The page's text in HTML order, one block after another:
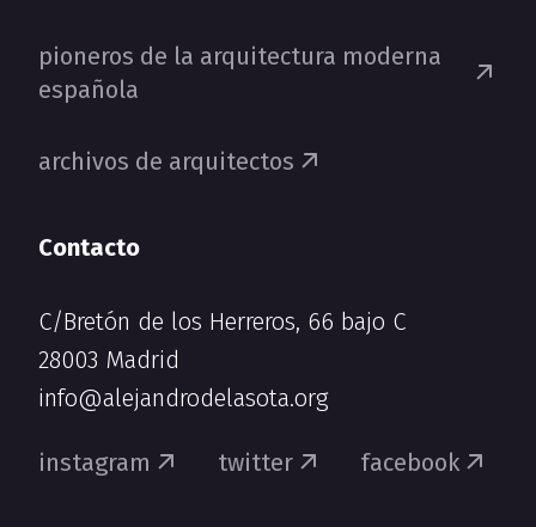
pioneros de la arquitectura moderna
española
archivos de arquitectos
Contacto
C/Bretón de los Herreros, 66 bajo C
28003 Madrid
info@alejandrodelasota.org
instagram twitter facebook